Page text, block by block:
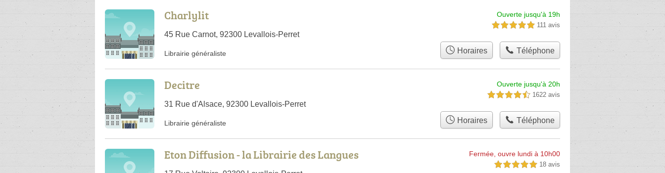
Charlylit
45 Rue Carnot, 92300 Levallois-Perret
Ouverte jusqu'à 19h
5,0 étoiles sur 5 111 avis
Librairie généraliste Horaires Téléphone
Decitre
31 Rue d'Alsace, 92300 Levallois-Perret
Ouverte jusqu'à 20h
4,5 étoiles sur 5 1622 avis
Librairie généraliste Horaires Téléphone
Eton Diffusion - la Librairie des Langues Fermée, ouvre lundi à 10h00
5,0 étoiles sur 5 18 avis